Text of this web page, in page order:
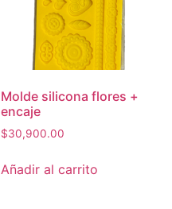
Molde silicona flores +
encaje
$30,900.00
Añadir al carrito